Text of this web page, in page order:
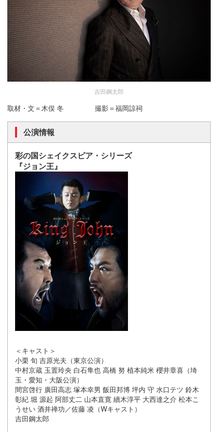
吉田鋼太郎
取材・文＝木俣 冬 撮影＝福岡諒祠
公演情報
彩の国シェイクスピア・シリーズ
『ジョン王』
＜キャスト＞
小栗 旬 吉原光夫（東京公演）
中村京蔵 玉置玲央 白石隼也 高橋 努 植本純米 櫻井章喜（埼
玉・愛知・大阪公演）
間宮啓行 廣田高志 塚本幸男 飯田邦博 坪内 守 水口テツ 鈴木
彰紀 堀 源起 阿部丈二 山本直寛 續木淳平 大西達之介 松本こ
うせい 酒井禅功／佐藤 凌（Wキャスト）
吉田鋼太郎